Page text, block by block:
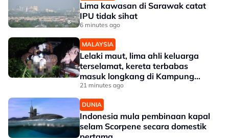
Lima kawasan di Sarawak catat
IPU tidak sihat
6 minutes ago
MALAYSIA
Lelaki maut, lima ahli keluarga
terselamat, kereta terbabas
masuk longkang di Kampung
Gajah
21 minutes ago
DUNIA
Indonesia mula pembinaan kapal
selam Scorpene secara domestik